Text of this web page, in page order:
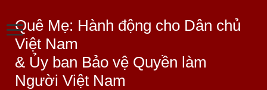
Quê Mẹ: Hành động cho Dân chủ
Việt Nam
& Ủy ban Bảo vệ Quyền làm
Người Việt Nam